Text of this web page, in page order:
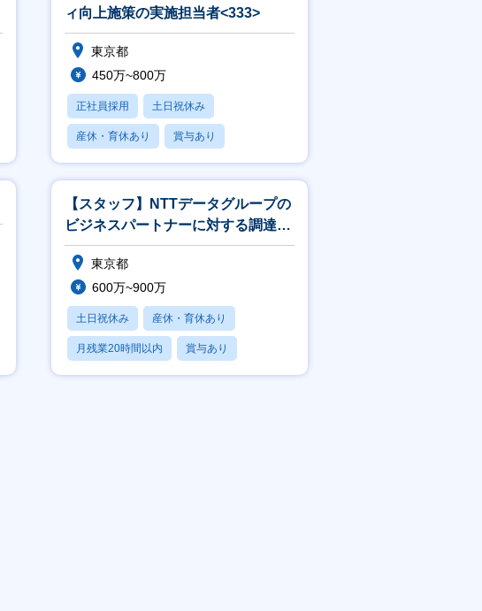
ィ向上施策の実施担当者<333>
東京都
450万~800万
正社員採用 土日祝休み
産休・育休あり 賞与あり
フレックス
【スタッフ】NTTデータグループの
ビジネスパートナーに対する調達戦
略施策の展開推進<766>
東京都
600万~900万
土日祝休み 産休・育休あり
月残業20時間以内 賞与あり
フレックス